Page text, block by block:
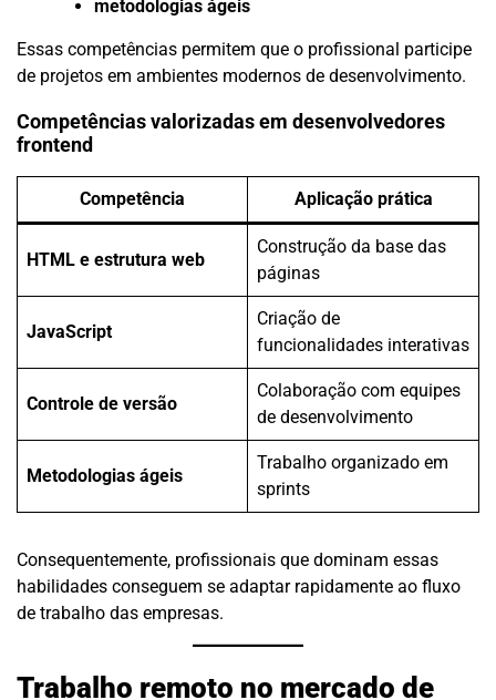
metodologias ágeis
Essas competências permitem que o profissional participe
de projetos em ambientes modernos de desenvolvimento.
Competências valorizadas em desenvolvedores
frontend
Competência Aplicação prática
HTML e estrutura web
Construção da base das
páginas
JavaScript
Criação de
funcionalidades interativas
Controle de versão
Colaboração com equipes
de desenvolvimento
Metodologias ágeis
Trabalho organizado em
sprints
Consequentemente, profissionais que dominam essas
habilidades conseguem se adaptar rapidamente ao fluxo
de trabalho das empresas.
Trabalho remoto no mercado de